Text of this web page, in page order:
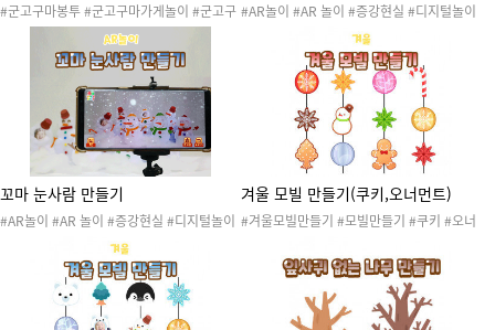
#군고구마봉투 #군고구마가게놀이 #군고구
마만들기 #겨울 #겨울행사 #겨울놀이 #겨울
도안 #겨울활동 #겨울간식 #겨울음식 #시장
놀이 #겨울간식봉투 #겨울간식포장 #겨울간
식놀이 #겨울 간식 #군고구마색칠도안 #군
고구마놀이 #겨울간식놀이
#AR놀이 #AR 놀이 #증강현실 #디지털놀이
#꼬마눈사람만들기 #겨울마을만들기 #겨울
#겨울놀이 #겨울도안 #눈사람 #트리 #크리
스마스 #스키 #색칠놀이 #색칠활동
꼬마 눈사람 만들기
#AR놀이 #AR 놀이 #증강현실 #디지털놀이
#꼬마눈사람만들기 #겨울마을만들기 #겨울
#겨울놀이 #겨울도안 #눈사람합성도안 #눈
사람꾸미기 #미술활동
겨울 모빌 만들기(쿠키,오너먼트)
#겨울모빌만들기 #모빌만들기 #쿠키 #오너
팡이사탕 #겨울 #눈 #겨울환경판 #겨울꾸미
기 #겨울도안 #겨울놀이 #쿠키모빌 #오너먼
트모빌 #색칠도안 #색칠활동